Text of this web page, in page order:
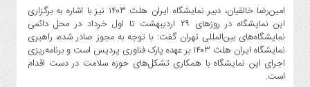
امین‌رضا خالقیان، دبیر نمایشگاه ایران هلث ۱۴۰۳ نیز با اشاره به برگزاری
این نمایشگاه در روزهای ۲۹ اردیبهشت تا اول خرداد در محل دائمی
نمایشگاه‌های بین‌المللی تهران گفت: با توجه به مجوز صادر شده، راهبری
نمایشگاه ایران هلث ۱۴۰۳ بر عهده پارک فناوری پردیس است و برنامه‌ریزی
اجرای این نمایشگاه با همکاری تشکل‌های حوزه سلامت در دست اقدام
است.